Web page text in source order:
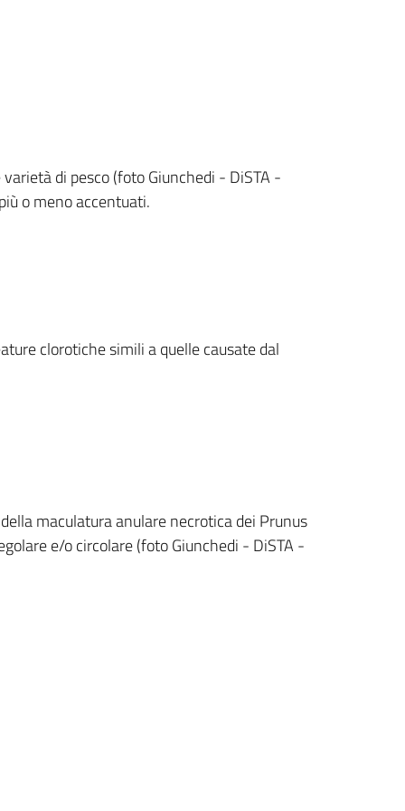
di pesco (foto Giunchedi - DiSTA -
o meno accentuati.
clorotiche simili a quelle causate dal
maculatura anulare necrotica dei Prunus
e/o circolare (foto Giunchedi - DiSTA -